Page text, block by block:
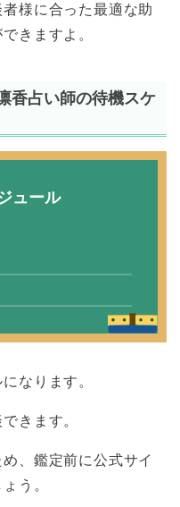
様に合った最適な助
きますよ。
香占い師の待機スケ
ュール
なります。
きます。
、鑑定前に公式サイ
う。